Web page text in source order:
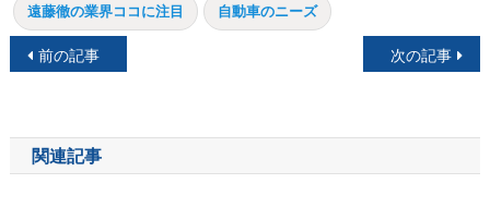
遠藤徹の業界ココに注目 自動車のニーズ
投
ナ
ビ
前の記事 次の記事
関連記事